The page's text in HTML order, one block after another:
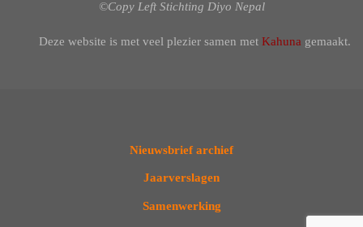
©Copy Left Stichting Diyo Nepal
Deze website is met veel plezier samen met Kahuna gemaakt.
Nieuwsbrief archief
Jaarverslagen
Samenwerking